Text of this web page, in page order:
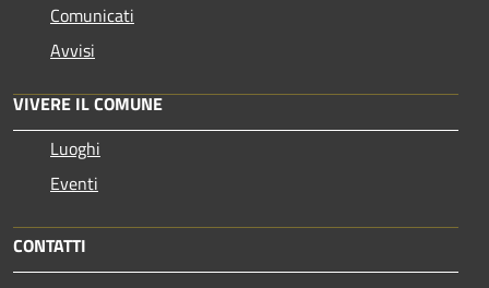
Comunicati
Avvisi
VIVERE IL COMUNE
Luoghi
Eventi
CONTATTI